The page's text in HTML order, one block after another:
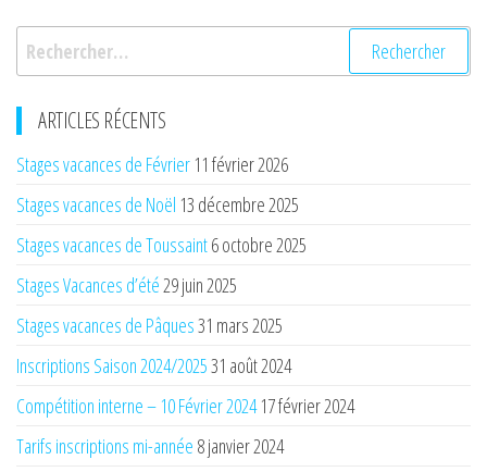
Rechercher :
ARTICLES RÉCENTS
Stages vacances de Février 11 février 2026
Stages vacances de Noël 13 décembre 2025
Stages vacances de Toussaint6 octobre 2025
Stages Vacances d’été29 juin 2025
Stages vacances de Pâques31 mars 2025
Inscriptions Saison 2024/202531 août 2024
Compétition interne – 10 Février 2024 17 février 2024
Tarifs inscriptions mi-année 8 janvier 2024